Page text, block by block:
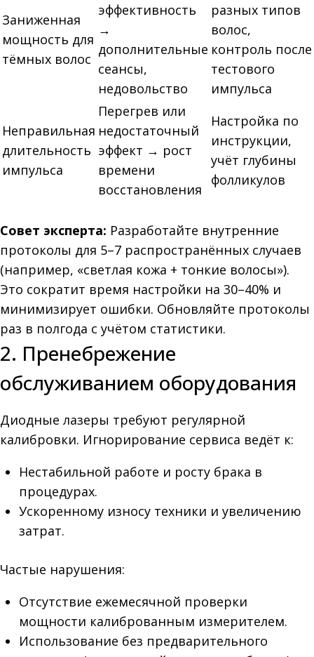
Заниженная
мощность для
тёмных волос
эффективность
→
дополнительные
сеансы,
недовольство
разных типов
волос,
контроль после
тестового
импульса
Неправильная
длительность
импульса
Перегрев или
недостаточный
эффект → рост
времени
восстановления
Настройка по
инструкции,
учёт глубины
фолликулов
Совет эксперта: Разработайте внутренние
протоколы для 5–7 распространённых случаев
(например, «светлая кожа + тонкие волосы»).
Это сократит время настройки на 30–40% и
минимизирует ошибки. Обновляйте протоколы
раз в полгода с учётом статистики.
2. Пренебрежение
обслуживанием оборудования
Диодные лазеры требуют регулярной
калибровки. Игнорирование сервиса ведёт к:
Нестабильной работе и росту брака в
процедурах.
Ускоренному износу техники и увеличению
затрат.
Частые нарушения:
Отсутствие ежемесячной проверки
мощности калиброванным измерителем.
Использование без предварительного